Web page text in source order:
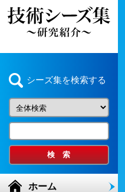
シーズ集を検索する
ホーム